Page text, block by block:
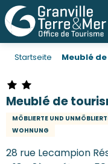
Startseite Meublé
Meublé de
MÖBLIERTE UND
WOHNUNG
28 rue Lecampion